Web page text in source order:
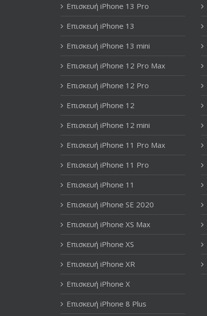
Επισκευή iPhone 13 Pro
Επισκευή iPhone 13
Επισκευή iPhone 13 mini
Επισκευή iPhone 12 Pro Max
Επισκευή iPhone 12 Pro
Επισκευή iPhone 12
Επισκευή iPhone 12 mini
Επισκευή iPhone 11 Pro Max
Επισκευή iPhone 11 Pro
Επισκευή iPhone 11
Επισκευή iPhone SE 2020
Επισκευή iPhone XS Max
Επισκευή iPhone XS
Επισκευή iPhone XR
Επισκευή iPhone X
Επισκευή iPhone 8 Plus